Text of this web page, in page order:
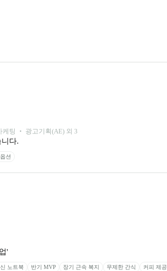
팅 ‧ 광고기획(AE) 외 3
다.
션
'
노트북 반기 MVP 장기 근속 복지 무제한 간식 커피 제공